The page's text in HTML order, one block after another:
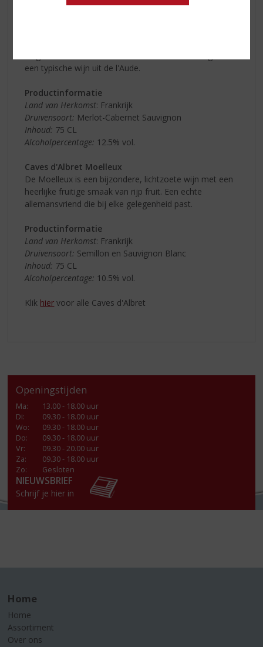
Caves d'Albret Merlot-Cabernet Sauvignon
een typische wijn uit de l'Aude.
Productinformatie
Land van Herkomst: Frankrijk
Druivensoort: Merlot-Cabernet Sauvignon
Inhoud: 75 CL
Alcoholpercentage: 12.5% vol.
Caves d'Albret Moelleux
De Moelleux is een bijzondere, lichtzoete wijn met een
heerlijke fruitige smaak van rijp fruit. Een echte
allemansvriend die bij elke gelegenheid past.
Productinformatie
Land van Herkomst: Frankrijk
Druivensoort: Semillon en Sauvignon Blanc
Inhoud: 75 CL
Alcoholpercentage: 10.5% vol.
Klik hier voor alle Caves d'Albret
Openingstijden
Ma:
13.00 - 18.00 uur
Di:
09.30 - 18.00 uur
Wo:
09.30 - 18.00 uur
Do:
09.30 - 18.00 uur
Vr:
09.30 - 20.00 uur
Za:
09.30 - 18.00 uur
Zo:
Gesloten
NIEUWSBRIEF
Schrijf je hier in
Home
Home
Assortiment
Over ons